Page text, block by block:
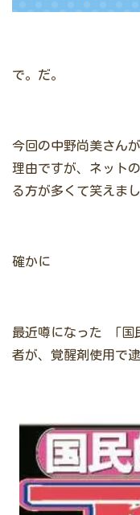
で。だ。
今回の中野尚美さん
理由ですが、ネット
る方が多くて笑えまし
確かに
最近噂になった
「国
者が、覚醒剤使用で